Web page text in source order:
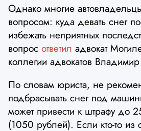
Однако многие
вопросом: куда девать снег
избежать неприятных
вопрос ответил адвокат
коллегии адвокатов
По словам юриста, не
подбрасывать снег под
может привести к штрафу до
(1050 рублей). Если кто-то из